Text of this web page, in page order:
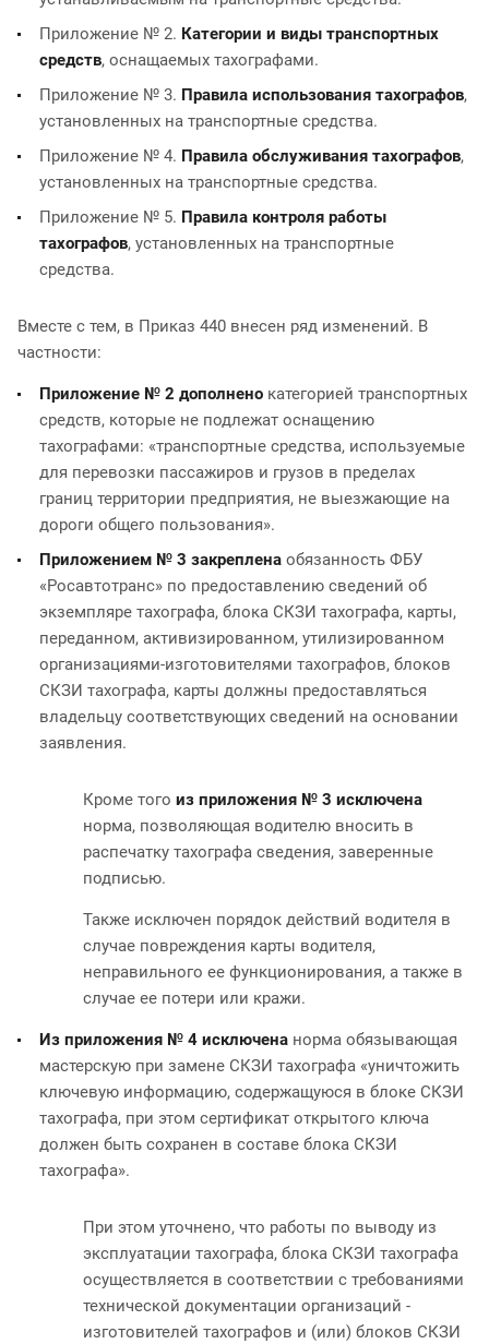
Приложение № 2. Категории и виды транспортных
средств, оснащаемых тахографами.
Приложение № 3. Правила использования тахографов,
установленных на транспортные средства.
Приложение № 4. Правила обслуживания тахографов,
установленных на транспортные средства.
Приложение № 5. Правила контроля работы
тахографов, установленных на транспортные
средства.
Вместе с тем, в Приказ 440 внесен ряд изменений. В
частности:
Приложение № 2 дополнено категорией транспортных
средств, которые не подлежат оснащению
тахографами: «транспортные средства, используемые
для перевозки пассажиров и грузов в пределах
границ территории предприятия, не выезжающие на
дороги общего пользования».
Приложением № 3 закреплена обязанность ФБУ
«Росавтотранс» по предоставлению сведений об
экземпляре тахографа, блока СКЗИ тахографа, карты,
переданном, активизированном, утилизированном
организациями-изготовителями тахографов, блоков
СКЗИ тахографа, карты должны предоставляться
владельцу соответствующих сведений на основании
заявления.
Кроме того из приложения № 3 исключена
норма, позволяющая водителю вносить в
распечатку тахографа сведения, заверенные
подписью.
Также исключен порядок действий водителя в
случае повреждения карты водителя,
неправильного ее функционирования, а также в
случае ее потери или кражи.
Из приложения № 4 исключена норма обязывающая
мастерскую при замене СКЗИ тахографа «уничтожить
ключевую информацию, содержащуюся в блоке СКЗИ
тахографа, при этом сертификат открытого ключа
должен быть сохранен в составе блока СКЗИ
тахографа».
При этом уточнено, что работы по выводу из
эксплуатации тахографа, блока СКЗИ тахографа
осуществляется в соответствии с требованиями
технической документации организаций -
изготовителей тахографов и (или) блоков СКЗИ